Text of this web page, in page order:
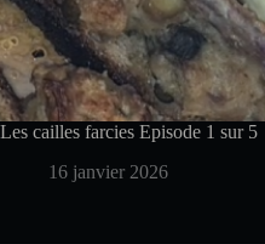
Les cailles farcies Episode 1 sur 5
16 janvier 2026